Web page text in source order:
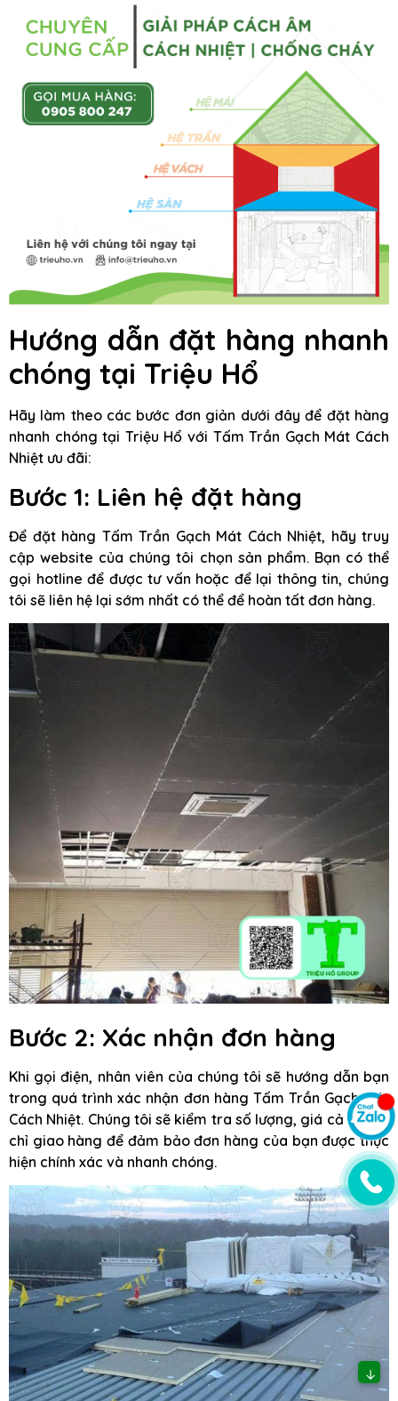
Hướng dẫn đặt hàng nhanh
chóng tại Triệu Hổ
Hãy làm theo các bước đơn giản dưới đây để đặt hàng
nhanh chóng tại Triệu Hổ với Tấm Trần Gạch Mát Cách
Nhiệt ưu đãi:
Bước 1: Liên hệ đặt hàng
Để đặt hàng Tấm Trần Gạch Mát Cách Nhiệt, hãy truy
cập website của chúng tôi chọn sản phẩm. Bạn có thể
gọi hotline để được tư vấn hoặc để lại thông tin, chúng
tôi sẽ liên hệ lại sớm nhất có thể để hoàn tất đơn hàng.
Bước 2: Xác nhận đơn hàng
Khi gọi điện, nhân viên của chúng tôi sẽ hướng dẫn bạn
trong quá trình xác nhận đơn hàng Tấm Trần Gạch Mát
Cách Nhiệt. Chúng tôi sẽ kiểm tra số lượng, giá cả và địa
chỉ giao hàng để đảm bảo đơn hàng của bạn được thực
hiện chính xác và nhanh chóng.
↓